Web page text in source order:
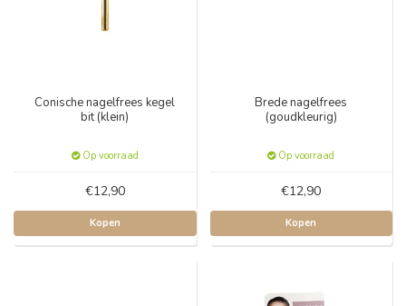
Conische nagelfrees kegel
bit (klein)
Op voorraad
€12,90
Kopen
Brede nagelfrees
(goudkleurig)
Op voorraad
€12,90
Kopen